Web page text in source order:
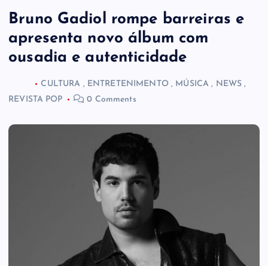
Bruno Gadiol rompe barreiras e
apresenta novo álbum com
ousadia e autenticidade
CULTURA , ENTRETENIMENTO , MÚSICA , NEWS ,
REVISTA POP
0 Comments